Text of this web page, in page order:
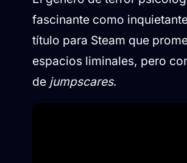
¿Qué nos espera en
fascinante como
título para Steam que
espacios liminales, pero
de jumpscares.